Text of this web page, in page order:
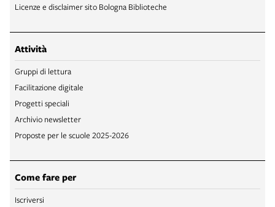
Licenze e disclaimer sito Bologna Biblioteche
Attività
Gruppi di lettura
Facilitazione digitale
Progetti speciali
Archivio newsletter
Proposte per le scuole 2025-2026
Come fare per
Iscriversi